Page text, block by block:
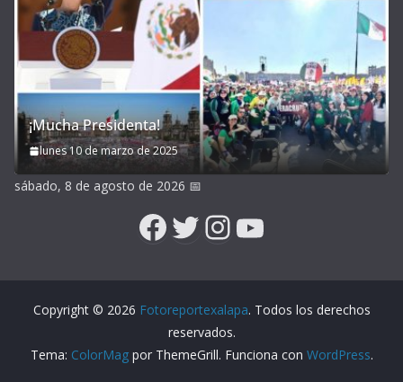
¡Mucha Presidenta!
lunes 10 de marzo de 2025
sábado, 8 de agosto de 2026 📅
Facebook
Twitter
Instagram
YouTube
Copyright © 2026 Fotoreportexalapa. Todos los derechos
reservados.
Tema: ColorMagpor ThemeGrill. Funciona con WordPress.